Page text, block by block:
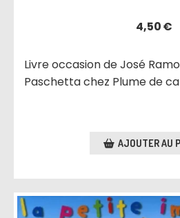
4,50€
Livre occasion de José
Paschetta chez Plume de
AJOUTER AU